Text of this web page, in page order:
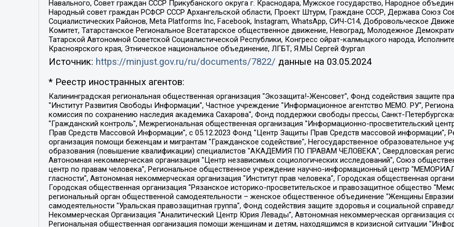
Навального, Совет граждан СССР Прикубанского округа г. Краснодара, Мужское государство, Народное
Народный совет граждан РСФСР СССР Архангельской области, Проект Штурм, Граждане СССР, Держава Союз
Социалистических Районов, Meta Platforms Inc, Facebook, Instagram, WhatsApp, СИЧ-С14, Добровольческое
Комитет, Татарстанское Региональное Всетатарское общественное движение, Невоград, Молодежное
Татарской Автономной Советской Социалистической Республики, Конгресс ойрат-калмыцкого народа,
Красноярского края, Этническое национальное объединение, ЛГБТ, Я.МЫ Сергей Фургал
Источник: https://minjust.gov.ru/ru/documents/7822/ данные на 03.05.2024
* Реестр иностранных агентов:
Калининградская региональная общественная организация "Экозащита!-Женсовет", Фонд содействия защите прав и свобод граждан "Общественный вердикт", Фонд "Институт Развития Свободы Информации", Частное учреждение "Информационное агентство МЕМО. РУ", Региональная общественная организация "Общественная комиссия по сохранению наследия академика Сахарова", Фонд поддержки свободы прессы, Санкт-Петербургская общественная правозащитная организация "Гражданский контроль", Межрегиональная общественная организация "Информационно-просветительский центр "Мемориал", Региональный Фонд "Центр Защиты Прав Средств Массовой Информации", с 05.12.2023 Фонд "Центр Защиты Прав Средств массовой информации", Региональная общественная благотворительная организация помощи беженцам и мигрантам "Гражданское содействие", Негосударственное образовательное учреждение дополнительного профессионального образования (повышение квалификации) специалистов "АКАДЕМИЯ ПО ПРАВАМ ЧЕЛОВЕКА", Свердловская региональная общественная организация "Сутяжник", Автономная некоммерческая организация "Центр независимых социологических исследований", Союз общественных объединений "Российский исследовательский центр по правам человека", Региональное общественное учреждение научно-информационный центр "МЕМОРИАЛ", Некоммерческая организация "Фонд защиты гласности", Автономная некоммерческая организация "Институт прав человека", Городская общественная организация "Екатеринбургское общество "МЕМОРИАЛ", Городская общественная организация "Рязанское историко-просветительское и правозащитное общество "Мемориал" (Рязанский Мемориал), Челябинский региональный орган общественной самодеятельности – женское общественное объединение "Женщины Евразии", Челябинский региональный орган общественной самодеятельности "Уральская правозащитная группа", Фонд содействия защите здоровья и социальной справедливости имени Андрея Рылькова, Автономная Некоммерческая Организация "Аналитический Центр Юрия Левады", Автономная некоммерческая организация социальной поддержки населения "Проект Апрель", Региональная общественная организация помощи женщинам и детям, находящимся в кризисной ситуации "Информационно-методический центр "Анна", Фонд содействия развитию массовых коммуникаций и правовому просвещению "Так-так-Так", Фонд содействия устойчивому развитию "Серебряная тайга", Свердловский региональный общественный фонд социальных проектов "Новое время", "Idel.Реалии", Кавказ.Реалии, Крым.Реалии, Телеканал Настоящее Время, Татаро-башкирская служба Радио Свобода (Azatliq Radiosi), Радио Свободная Европа/Радио Свобода (PCE/PC), "Сибирь.Реалии", "Фактограф", Благотворительный фонд помощи осужденным и их семьям, Автономная некоммерческая организация "Институт глобализации и социальных движений", Фонд "В защиту прав заключенных", Частное учреждение "Центр поддержки и содействия развитию средств массовой информации", Пензенский региональный общественный благотворительный фонд "Гражданский союз", "Север.Реалии", Некоммерческая организация Фонд "Правовая инициатива", Общество с ограниченной ответственностью "Радио Свободная Европа/Радио Свобода", Чешское информационное агентство "MEDIUM-ORIENT", Красноярская региональная общественная организация "Мы против СПИДа", Камалягин Денис Николаевич, Маркелов Сергей Евгеньевич, Пономарев Лев Александрович, Савицкая Людмила Алексеевна, Автономная некоммерческая организация "Центр по работе с проблемой насилия "НАСИЛИЮ.НЕТ", Межрегиональный профессиональный союз работников здравоохранения "Альянс врачей", Юридическое лицо, зарегистрированное в Латвийской Республике, SIA "Medusa Project" (регистрационный номер 40103797863, дата регистрации 10.06.2014), Некоммерческая организация "Фонд по борьбе с коррупцией", Автономная некоммерческая организация "Институт права и публичной политики", Баданин Роман Сергеевич, Гликин Максим Александрович, Железнова Мария Михайловна, Лукьянова Юлия Сергеевна, Маетная Елизавета Витальевна, Маняхин Петр Борисович, Чуракова Ольга Владимировна, Ярош Юлия Петровна, Юридическое лицо "The Insider SIA", зарегистрированное в Риге, Латвийская Республика (дата регистрации 26.06.2015), являющееся администратором доменного имени интернет-издания "The Insider SIA", https://theins.ru, Постернак Алексей Евгеньевич, Рубин Михаил Аркадьевич, Анин Роман Александрович, Юридическое лицо Istories fonds, зарегистрированное в Латвийской Республике (регистрационный номер 50008295751, дата регистрации 24.02.2020), Великовский Дмитрий Александрович, Долинина Ирина Николаевна, Мароховская Алеся Алексеевна, Шлейнов Роман Юрьевич, Шмагун Олеся Валентиновна, Общество с ограниченной ответственностью "Альтаир 2021", Общество с ограниченной ответственностью "Вега 2021", Общество с ограниченной ответственностью "Главный редактор 2021", Общество с ограниченной ответственностью "Ромашки монолит", Важенков Артем Валерьевич, Ивановская областная общественная организация "Центр гендерных исследований", Гурман Юрий Альбертович, Медиапроект "ОВД-Инфо", Егоров Владимир Владимирович, Жилинский Владимир Александрович, Общество с ограниченной ответственностью "ЗП", Иванова София Юрьевна, Карезина Инна Павловна, Кильтау Екатерина Викторовна, Петров Алексей Викторович, Пискунов Сергей Евгеньевич, Смирнов Сергей Сергеевич, Тихонов Михаил Сергеевич, Общество с ограниченной ответственностью "ЖУРНАЛИСТ-ИНОСТРАННЫЙ АГЕНТ", Арапова Галина Юрьевна, Вольтская Татьяна Анатольевна, Американская компания "Mason G.E.S. Anonymous Foundation" (США), являющаяся владельцем интернет-издания https://mnews.world/, Компания "Stichting Bellingcat", зарегистрированная в Нидерландах (дата регистрации 11.07.2018), Захаров Андрей Вячеславович, Клепиковская Екатерина Дмитриевна, Общество с ограниченной ответственностью "МЕМО", Перл Роман Александрович, Симонов Евгений Алексеевич, Соловьева Елена Анатольевна, Сотников Даниил Владимирович, Сурначева Елизавета Дмитриевна, Автономная некоммерческая организация по защите прав человека и информированию населения "Якутия – Наше Мнение", Общество с ограниченной ответственностью "Москоу диджитал медиа", с 26.01.2023 Общество с ограниченной ответственностью "Чайка Белые сады", Ветошкина Валерия Валерьевна, Заговора Максим Александрович, Межрегиональное общественное движение "Российская ЛГБТ - сеть", Оленичев Максим Владимирович, Павлов Иван Юрьевич, Скворцова Елена Сергеевна, Общество с ограниченной ответственностью "Как бы инагент", Кочетков Игорь Викторович, Общество с ограниченной ответственностью "Честные выборы", Еланчик Олег Александрович, Общество с ограниченной ответственностью "Нобелевский призыв", Гималова Регина Эмилевна, Григорьев Андрей Валерьевич, Григорьева Алина Александровна, Ассоциация по содействию защите прав призывников, альтернативнослужащих и военнослужащих "Правозащитная группа